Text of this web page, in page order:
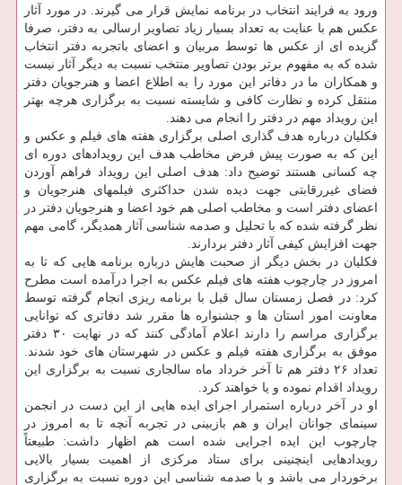
ورود به فرایند انتخاب در برنامه نمایش قرار می گیرند. در مورد آثار
عکس هم با عنایت به تعداد بسیار زیاد تصاویر ارسالی به دفتر، صرفا
گزیده ای از عکس ها توسط مربیان و اعضای باتجربه دفتر انتخاب
شده که به مفهوم برتر بودن تصاویر منتخب نسبت به دیگر آثار نیست
و همکاران ما در دفاتر این مورد را به اطلاع اعضا و هنرجویان دفتر
منتقل کرده و نظارت کافی و شایسته نسبت به برگزاری هرچه بهتر
این رویداد مهم در دفتر را انجام می دهند.
فکلیان درباره هدف گذاری اصلی برگزاری هفته های فیلم و عکس و
این که به صورت پیش فرض مخاطب هدف این رویدادهای دوره ای
چه کسانی هستند توضیح داد: هدف اصلی این رویداد فراهم آوردن
فضای غیررقابتی جهت دیده شدن حداکثری فیلمهای هنرجویان و
اعضای دفتر است و مخاطب اصلی هم خود اعضا و هنرجویان دفتر در
نظر گرفته شده که با تحلیل و صدمه شناسی آثار همدیگر، گامی مهم
جهت افزایش کیفی آثار دفتر بردارند.
فکلیان در بخش دیگر از صحبت هایش درباره برنامه هایی که تا به
امروز در چارچوب هفته های فیلم عکس به اجرا درآمده است مطرح
کرد: در فصل زمستان سال قبل با برنامه ریزی انجام گرفته توسط
معاونت امور استان ها و جشنواره ها مقرر شد دفاتری که توانایی
برگزاری مراسم را دارند اعلام آمادگی کنند که در نهایت ۳۰ دفتر
موفق به برگزاری هفته فیلم و عکس در شهرستان های خود شدند.
تعداد ۲۶ دفتر هم تا آخر خرداد ماه سالجاری نسبت به برگزاری این
رویداد اقدام نموده و یا خواهند کرد.
او در آخر درباره استمرار اجرای ایده هایی از این دست در انجمن
سینمای جوانان ایران و هم بازبینی در تجربه آنچه تا به امروز در
چارچوب این ایده اجرایی شده است هم اظهار داشت: طبیعتاً
رویدادهایی اینچنینی برای ستاد مرکزی از اهمیت بسیار بالایی
برخوردار می باشد و با صدمه شناسی این دوره نسبت به برگزاری